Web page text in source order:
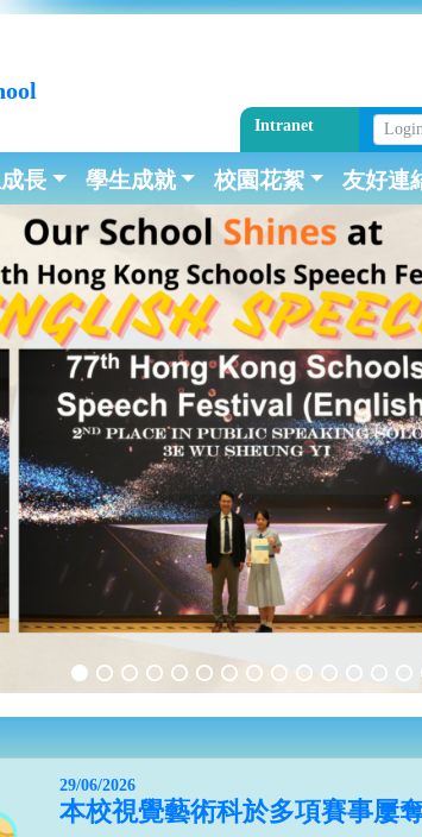
Intranet
長 學生成就 校園花絮 友好連
29/06/2026
本校視覺藝術科於多項賽事屢